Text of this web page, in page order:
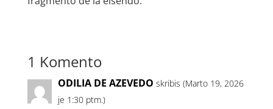
1 Komento
ODILIA DE AZEVEDO skribis (Marto 19, 2026
je 1:30 ptm.)